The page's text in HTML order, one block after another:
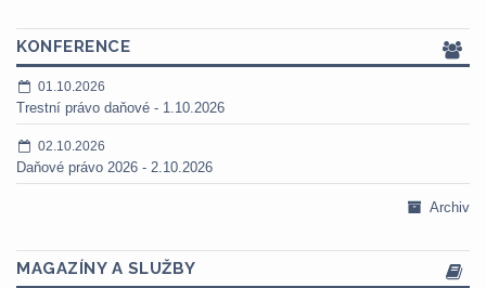
KONFERENCE
01.10.2026
Trestní právo daňové - 1.10.2026
02.10.2026
Daňové právo 2026 - 2.10.2026
Archiv
MAGAZÍNY A SLUŽBY